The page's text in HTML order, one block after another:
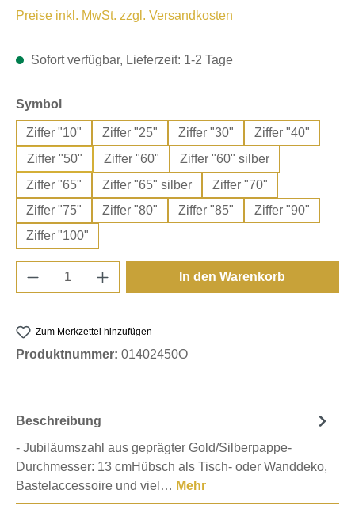
Preise inkl. MwSt. zzgl. Versandkosten
Sofort verfügbar, Lieferzeit: 1-2 Tage
Symbol auswählen
Ziffer "10" Ziffer "25" Ziffer "30"
Ziffer "40"
Ziffer "50"
Ziffer "60"
Ziffer "60" silber
Ziffer "65"
Ziffer "65" silber
Ziffer "70"
Ziffer "75"
Ziffer "80" Ziffer "85"
Ziffer "90"
Ziffer "100"
Produkt Anzahl: Gib den gewünschten
In den Warenkorb
Zum Merkzettel hinzufügen
Produktnummer: 01402450O
Beschreibung
- Jubiläumszahl aus geprägter Gold/Silberpappe-
Durchmesser: 13 cmHübsch als Tisch- oder Wanddeko,
Bastelaccessoire und viel… Mehr